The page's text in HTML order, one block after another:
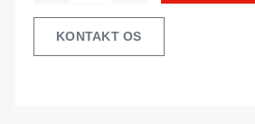
KONTAKT OS